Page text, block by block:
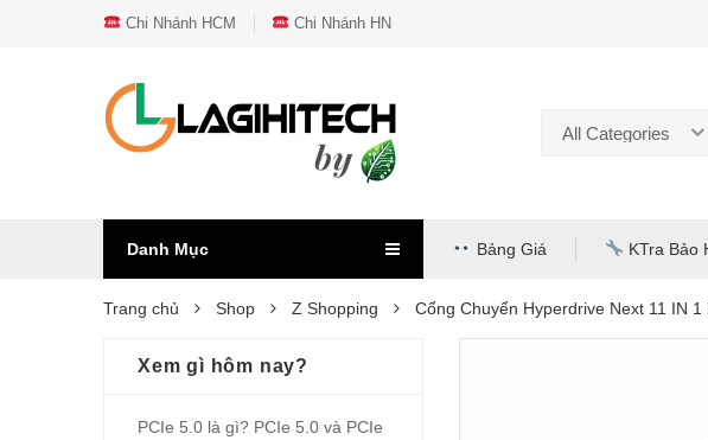
Chi Nhánh HCM Chi Nhánh HN
All Categories
Danh Mục Bảng Giá KTra Bảo
Trang chủ Shop Z Shopping Cổng Chuyển Hyperdrive Next 11 IN 1
Xem gì hôm nay?
PCIe 5.0 là gì? PCIe 5.0 và PCIe